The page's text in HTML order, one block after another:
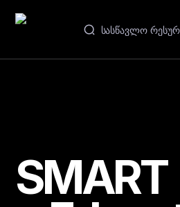
კონტაქტები
SMART